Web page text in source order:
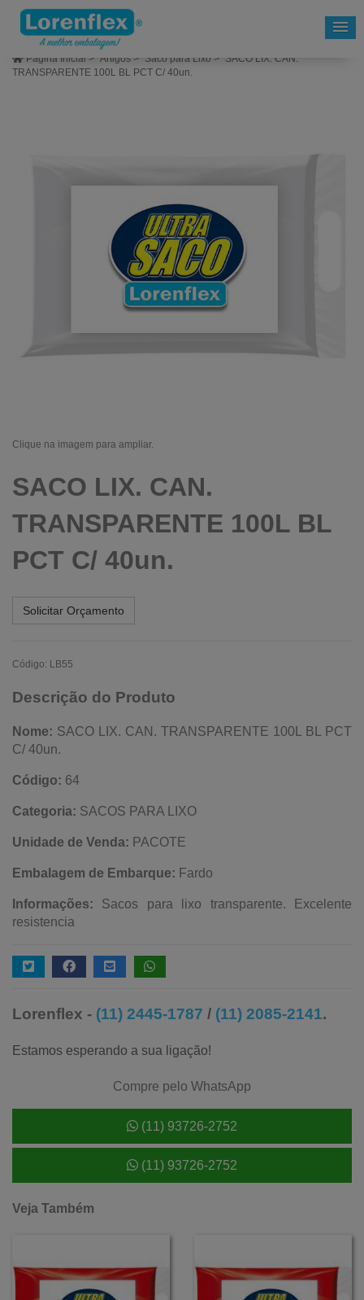
Página Inicial > Artigos > Saco para Lixo > SACO LIX. CAN.
TRANSPARENTE 100L BL PCT C/ 40un.
Clique na imagem para ampliar.
SACO LIX. CAN.
TRANSPARENTE 100L BL
PCT C/ 40un.
Solicitar Orçamento
Código: LB55
Descrição do Produto
Nome: SACO LIX. CAN. TRANSPARENTE 100L BL PCT
C/ 40un.
Código: 64
Categoria: SACOS PARA LIXO
Unidade de Venda: PACOTE
Embalagem de Embarque: Fardo
Informações: Sacos para lixo transparente. Excelente
resistencia
Lorenflex - (11) 2445-1787 / (11) 2085-2141.
Estamos esperando a sua ligação!
Compre pelo WhatsApp
(11) 93726-2752
(11) 93726-2752
Veja Também